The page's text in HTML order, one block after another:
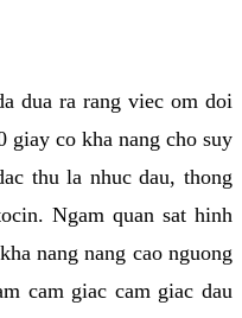
dua ra rang viec om doi
giay co kha nang cho suy
thu la nhuc dau, thong
Ngam quan sat hinh
nang nang cao nguong
cam giac cam giac dau